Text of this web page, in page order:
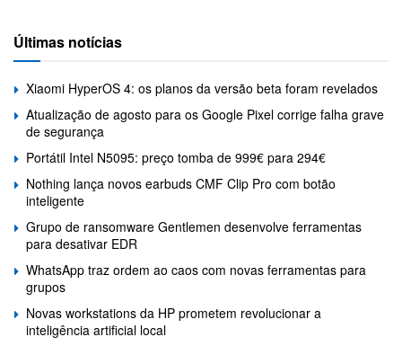
Últimas notícias
Xiaomi HyperOS 4: os planos da versão beta foram revelados
Atualização de agosto para os Google Pixel corrige falha grave
de segurança
Portátil Intel N5095: preço tomba de 999€ para 294€
Nothing lança novos earbuds CMF Clip Pro com botão
inteligente
Grupo de ransomware Gentlemen desenvolve ferramentas
para desativar EDR
WhatsApp traz ordem ao caos com novas ferramentas para
grupos
Novas workstations da HP prometem revolucionar a
inteligência artificial local